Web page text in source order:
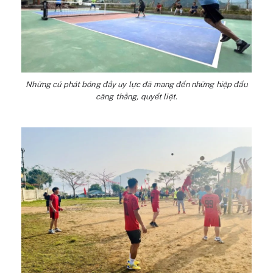
Những cú phát bóng đầy uy lực đã mang đến những hiệp đấu
căng thẳng, quyết liệt.